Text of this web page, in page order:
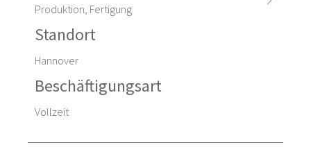
Produktion, Fertigung
Standort
Hannover
Beschäftigungsart
Vollzeit